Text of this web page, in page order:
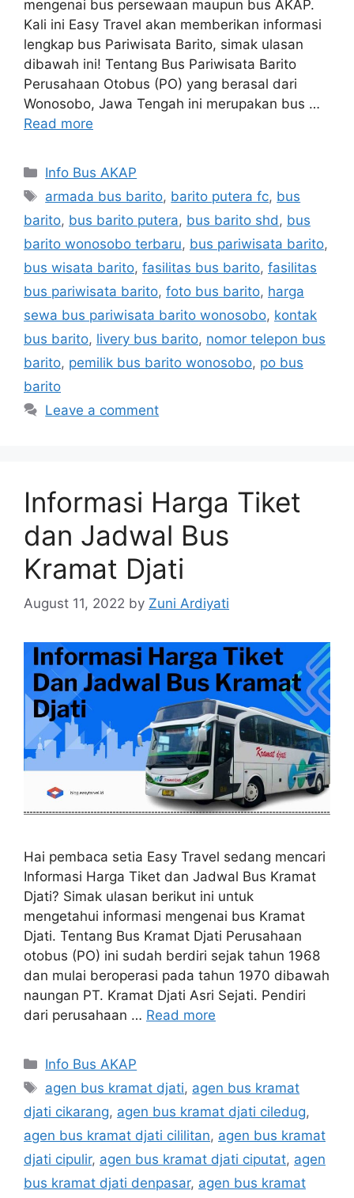
mengenai bus persewaan maupun bus AKAP.
Kali ini Easy Travel akan memberikan informasi
lengkap bus Pariwisata Barito, simak ulasan
dibawah ini! Tentang Bus Pariwisata Barito
Perusahaan Otobus (PO) yang berasal dari
Wonosobo, Jawa Tengah ini merupakan bus …
Read more
Categories
Info Bus AKAP
Tags
armada bus barito, barito putera fc, bus
barito, bus barito putera, bus barito shd , bus
barito wonosobo terbaru, bus pariwisata barito,
bus wisata barito, fasilitas bus barito, fasilitas
bus pariwisata barito, foto bus barito, harga
sewa bus pariwisata barito wonosobo, kontak
bus barito, livery bus barito, nomor telepon bus
barito, pemilik bus barito wonosobo, po bus
barito
Leave a comment
Informasi Harga Tiket
dan Jadwal Bus
Kramat Djati
August 11, 2022 by Zuni Ardiyati
Hai pembaca setia Easy Travel sedang mencari
Informasi Harga Tiket dan Jadwal Bus Kramat
Djati? Simak ulasan berikut ini untuk
mengetahui informasi mengenai bus Kramat
Djati. Tentang Bus Kramat Djati Perusahaan
otobus (PO) ini sudah berdiri sejak tahun 1968
dan mulai beroperasi pada tahun 1970 dibawah
naungan PT. Kramat Djati Asri Sejati. Pendiri
dari perusahaan … Read more
Categories
Info Bus AKAP
Tags
agen bus kramat djati, agen bus kramat
djati cikarang, agen bus kramat djati ciledug,
agen bus kramat djati cililitan, agen bus kramat
djati cipulir, agen bus kramat djati ciputat, agen
bus kramat djati denpasar, agen bus kramat